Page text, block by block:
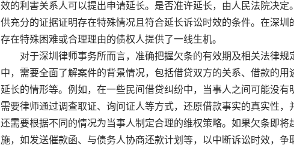
效的利害关系人可以提出申请延长。是否准许延长，由人民法院决
供充分的证据证明存在特殊情况且符合延长诉讼时效的条件。在深
存在特殊困难或合理理由的债权人提供了一线生机。
对于深圳律师事务所而言，准确把握欠条的有效期及相关法律规
中，需要全面了解案件的背景情况，包括借贷双方的关系、借款的
延长的情形等。例如，在一些民间借贷纠纷中，当事人之间可能没
需要律师通过调查取证、询问证人等方式，还原借款事实的真实性
还需要根据不同的情况为当事人制定合理的维权策略。如果欠条即
施，如发送催款函、与债务人协商还款计划等，以中断诉讼时效，